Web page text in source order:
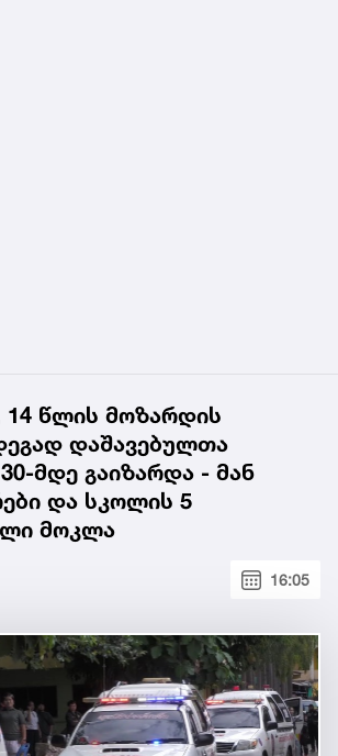
შედეგად მოპოვებული
14 წლის მოზარდის
დაშავებულთა
მდე გაიზარდა - მან